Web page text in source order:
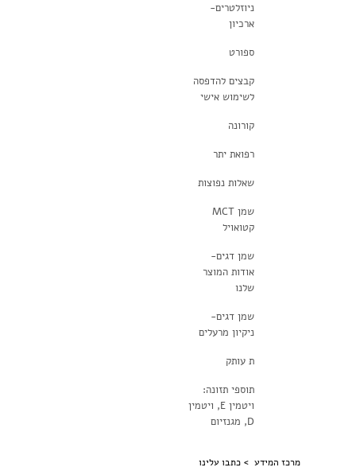
ניוזלטרים-
ארכיון
ספורט
קבצים להדפסה
לשימוש אישי
קורונה
רפואת יתר
שאלות נפוצות
שמן MCT
קטואויל
שמן דגים-
אודות המוצר
שלנו
שמן דגים-
ניקיון מרעלים
ת עותק
תוספי תזונה:
ויטמין E, ויטמין
D, מגנזיום
מרכז המידע > כתבו עלינו